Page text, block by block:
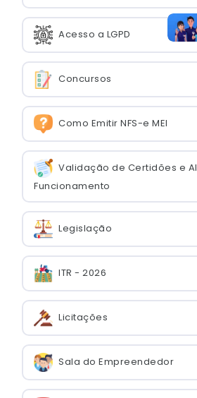
Acesso a LGPD
Concursos
Como Emitir NFS-e MEI
Validação de Certidões e
Funcionamento
Legislação
ITR - 2026
Licitações
Sala do Empreendedor